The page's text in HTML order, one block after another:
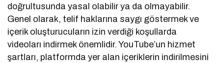
doğrultusunda yasal olabilir ya da olmayabilir.
Genel olarak, telif haklarına saygı göstermek ve
içerik oluşturucuların izin verdiği koşullarda
videoları indirmek önemlidir. YouTube’un hizmet
şartları, platformda yer alan içeriklerin indirilmesini